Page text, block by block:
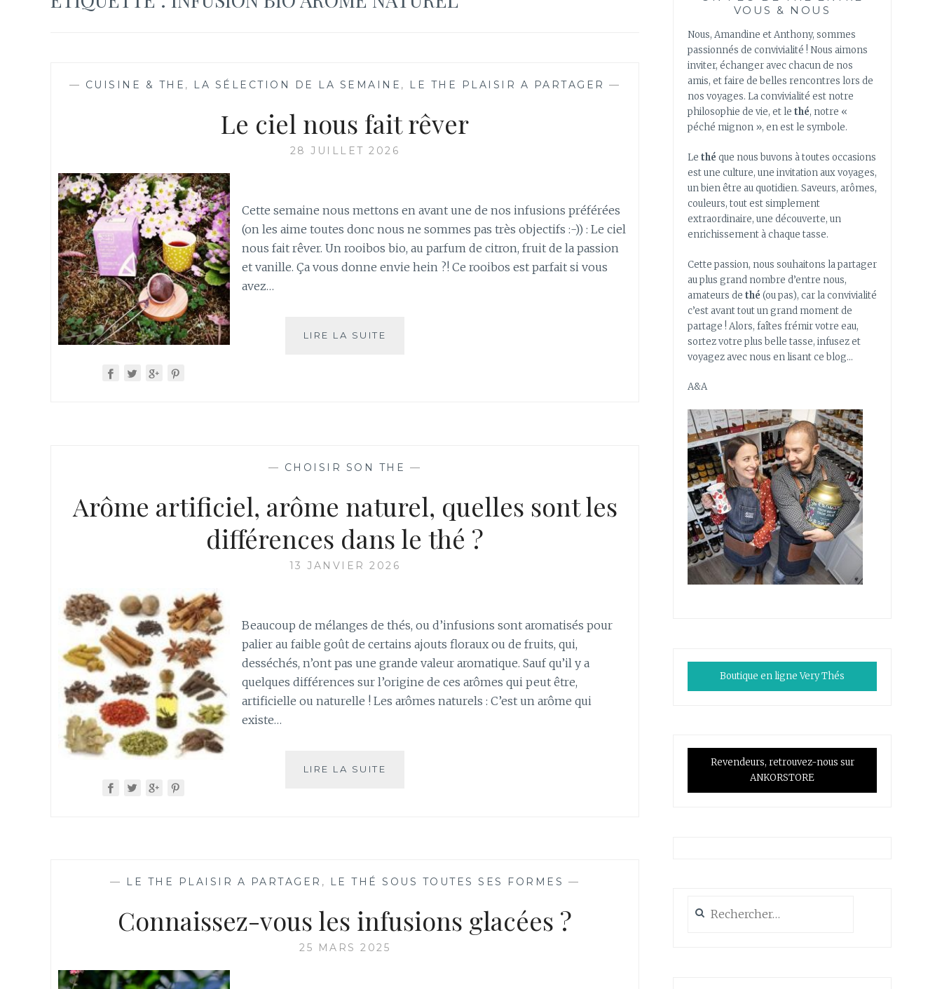
— CUISINE & THE , LA SÉLECTION DE LA SEMAINE , LE THE PLAISIR A PARTAGER —
Le ciel nous fait rêver
28 JUILLET 2026
Cette semaine nous mettons en avant une de nos infusions préférées
(on les aime toutes donc nous ne sommes pas très objectifs :-)) : Le ciel
nous fait rêver. Un rooibos bio, au parfum de citron, fruit de la passion
et vanille. Ça vous donne envie hein ?! Ce rooibos est parfait si vous
avez…
LIRE LA SUITE
— CHOISIR SON THE —
Arôme artificiel, arôme naturel, quelles sont les
différences dans le thé ?
13 JANVIER 2026
Beaucoup de mélanges de thés, ou d’infusions sont aromatisés pour
palier au faible goût de certains ajouts floraux ou de fruits, qui,
desséchés, n’ont pas une grande valeur aromatique. Sauf qu’il y a
quelques différences sur l’origine de ces arômes qui peut être,
artificielle ou naturelle ! Les arômes naturels : C’est un arôme qui
existe…
LIRE LA SUITE
DIFFÉRENCES
THÉ
— LE THE PLAISIR A PARTAGER , LE THÉ SOUS TOUTES SES FORMES —
Connaissez-vous les infusions glacées ?
25 MARS 2025
VOUS & NOUS
Nous, Amandine et Anthony, sommes
passionnés de convivialité ! Nous aimons
inviter, échanger avec chacun de nos
amis, et faire de belles rencontres lors de
nos voyages. La convivialité est notre
philosophie de vie, et le thé, notre «
péché mignon », en est le symbole.
Le thé que nous buvons à toutes occasions
est une culture, une invitation aux voyages,
un bien être au quotidien. Saveurs, arômes,
couleurs, tout est simplement
extraordinaire, une découverte, un
enrichissement à chaque tasse.
Cette passion, nous souhaitons la partager
au plus grand nombre d’entre nous,
amateurs de thé (ou pas), car la convivialité
c’est avant tout un grand moment de
partage ! Alors, faîtes frémir votre eau,
sortez votre plus belle tasse, infusez et
voyagez avec nous en lisant ce blog…
A&A
Boutique en ligne Very Thés
Revendeurs, retrouvez-nous sur
ANKORSTORE